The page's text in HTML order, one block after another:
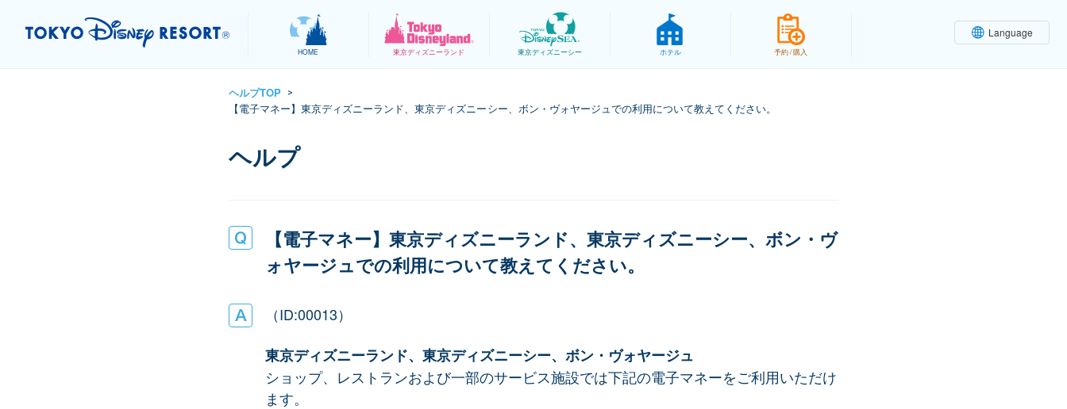
Language
HOME 東京ディズニーランド 東京ディズニーシー ホテル 予約 / 購入
ヘルプTOP >
【電子マネー】東京ディズニーランド、東京ディズニーシー、ボン・ヴォヤージュでの利用について教えてください。
【電子マネー】東京ディズニーランド、東京ディズニーシー、ボン・ヴ
ォヤージュでの利用について教えてください。
（ID:00013）
東京ディズニーランド、東京ディズニーシー、ボン・ヴォヤージュ
ショップ、レストランおよび一部のサービス施設では下記の電子マネーをご利用いただけ
ます。